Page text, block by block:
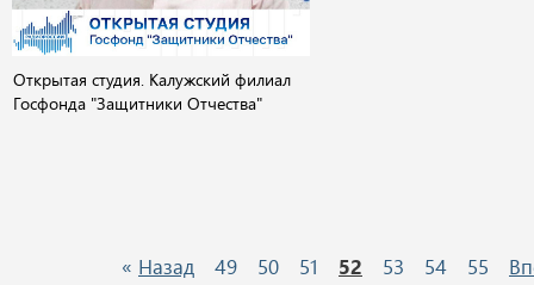
Открытая студия. Калужский филиал
Госфонда "Защитники Отчества"
« Назад 49 50 51 52 53 54 55